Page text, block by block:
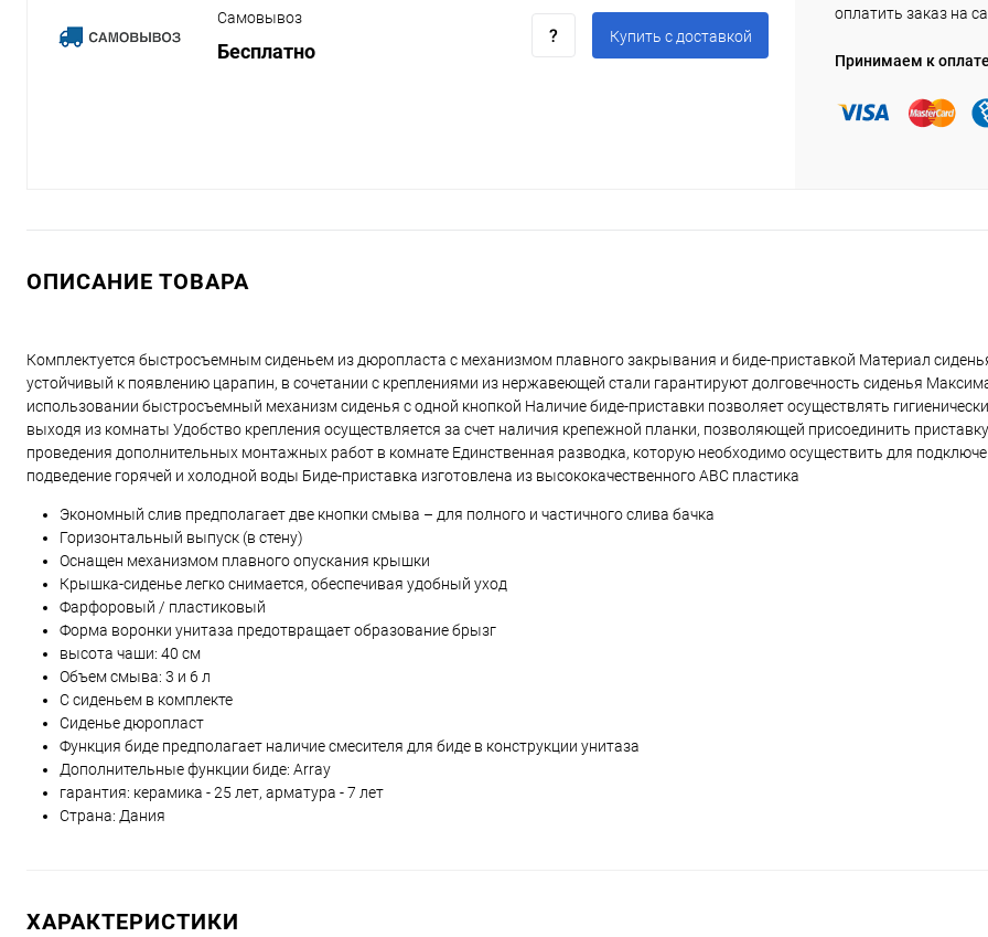
Самовывоз
Бесплатно
Купить c доставкой
оплатить заказ на
Принимаем к
ОПИСАНИЕ ТОВАРА
Комплектуется быстросъемным сиденьем из дюропласта с механизмом плавного закрывания и биде-приставкой Материал
устойчивый к появлению царапин, в сочетании с креплениями из нержавеющей стали гарантируют долговечность сиденья
использовании быстросъемный механизм сиденья с одной кнопкой Наличие биде-приставки позволяет осуществлять
выходя из комнаты Удобство крепления осуществляется за счет наличия крепежной планки, позволяющей присоединить приставку
проведения дополнительных монтажных работ в комнате Единственная разводка, которую необходимо осуществить для
подведение горячей и холодной воды Биде-приставка изготовлена из высококачественного ABC пластика
Экономный слив предполагает две кнопки смыва – для полного и частичного слива бачка
Горизонтальный выпуск (в стену)
Оснащен механизмом плавного опускания крышки
Крышка-сиденье легко снимается, обеспечивая удобный уход
Фарфоровый / пластиковый
Форма воронки унитаза предотвращает образование брызг
высота чаши: 40 см
Объем смыва: 3 и 6 л
С сиденьем в комплекте
Сиденье дюропласт
Функция биде предполагает наличие смесителя для биде в конструкции унитаза
Дополнительные функции биде: Array
гарантия: керамика - 25 лет, арматура - 7 лет
Страна: Дания
ХАРАКТЕРИСТИКИ